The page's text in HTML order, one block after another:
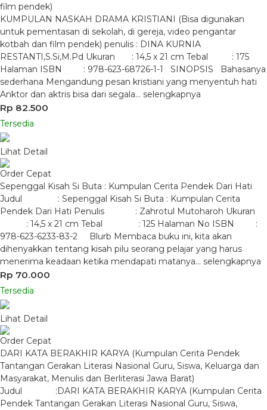
film pendek)
KUMPULAN NASKAH DRAMA KRISTIANI (Bisa digunakan
untuk pementasan di sekolah, di gereja, video pengantar
kotbah dan film pendek) penulis : DINA KURNIA
RESTANTI,S.Si,M.Pd Ukuran : 14,5 x 21 cm Tebal : 175
Halaman ISBN : 978-623-68726-1-1 SINOPSIS Bahasanya
sederhana Mengandung pesan kristiani yang menyentuh hati
Anktor dan aktris bisa dari segala… selengkapnya
Rp 82.500
Tersedia
Lihat Detail
Order Cepat
Sepenggal Kisah Si Buta : Kumpulan Cerita Pendek Dari Hati
Judul : Sepenggal Kisah Si Buta : Kumpulan Cerita
Pendek Dari Hati Penulis : Zahrotul Mutoharoh Ukuran
: 14,5 x 21 cm Tebal : 125 Halaman No ISBN :
978-623-6233-83-2 Blurb Membaca buku ini, kita akan
dihenyakkan tentang kisah pilu seorang pelajar yang harus
menerima keadaan ketika mendapati matanya… selengkapnya
Rp 70.000
Tersedia
Lihat Detail
Order Cepat
DARI KATA BERAKHIR KARYA (Kumpulan Cerita Pendek
Tantangan Gerakan Literasi Nasional Guru, Siswa, Keluarga dan
Masyarakat, Menulis dan Berliterasi Jawa Barat)
Judul :DARI KATA BERAKHIR KARYA (Kumpulan Cerita
Pendek Tantangan Gerakan Literasi Nasional Guru, Siswa,